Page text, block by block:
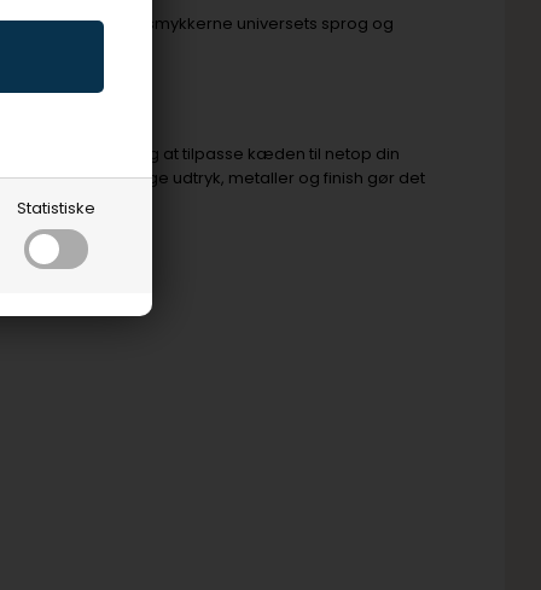
Statistiske
essens afspejler smykkerne universets sprog og
det nemt for dig at tilpasse kæden til netop din
forskellige udtryk, metaller og finish gør det